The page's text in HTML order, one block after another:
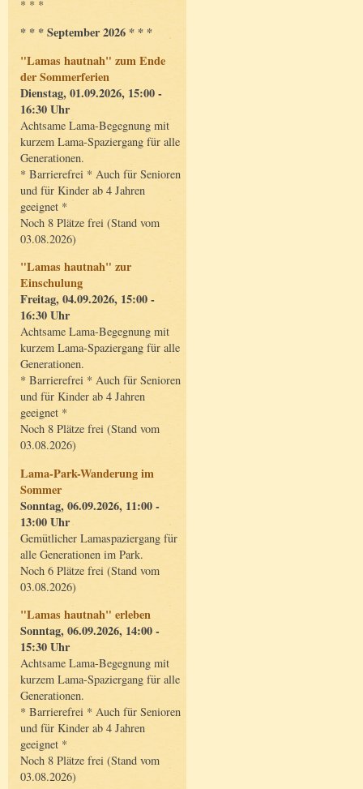
* * *
* * * September 2026 * * *
"Lamas hautnah" zum Ende
der Sommerferien
Dienstag, 01.09.2026, 15:00 -
16:30 Uhr
Achtsame Lama-Begegnung mit
kurzem Lama-Spaziergang für alle
Generationen.
* Barrierefrei * Auch für Senioren
und für Kinder ab 4 Jahren
geeignet *
Noch 8 Plätze frei (Stand vom
03.08.2026)
"Lamas hautnah" zur
Einschulung
Freitag, 04.09.2026, 15:00 -
16:30 Uhr
Achtsame Lama-Begegnung mit
kurzem Lama-Spaziergang für alle
Generationen.
* Barrierefrei * Auch für Senioren
und für Kinder ab 4 Jahren
geeignet *
Noch 8 Plätze frei (Stand vom
03.08.2026)
Lama-Park-Wanderung im
Sommer
Sonntag, 06.09.2026, 11:00 -
13:00 Uhr
Gemütlicher Lamaspaziergang für
alle Generationen im Park.
Noch 6 Plätze frei (Stand vom
03.08.2026)
"Lamas hautnah" erleben
Sonntag, 06.09.2026, 14:00 -
15:30 Uhr
Achtsame Lama-Begegnung mit
kurzem Lama-Spaziergang für alle
Generationen.
* Barrierefrei * Auch für Senioren
und für Kinder ab 4 Jahren
geeignet *
Noch 8 Plätze frei (Stand vom
03.08.2026)